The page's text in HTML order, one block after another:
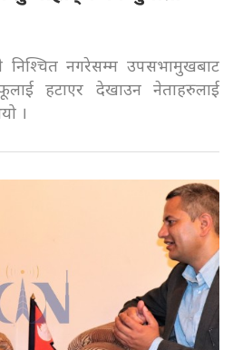
नगरेसम्म उपसभामुखबाट
हटाएर देखाउन नेताहरुलाई
।